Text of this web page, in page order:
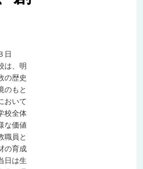
日
は、明
の歴史
のもと
おいて
校全体
な価値
職員と
の育成
日は生